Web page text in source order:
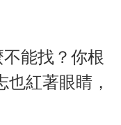
不能找？你根
紅著眼睛，